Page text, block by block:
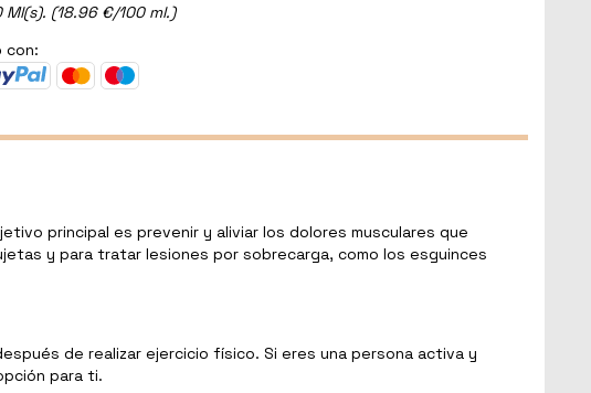
Ml(s). (18.96 €/100 ml.)
con:
principal es prevenir y aliviar los dolores musculares que
y para tratar lesiones por sobrecarga, como los esguinces
de realizar ejercicio físico. Si eres una persona activa y
para ti.